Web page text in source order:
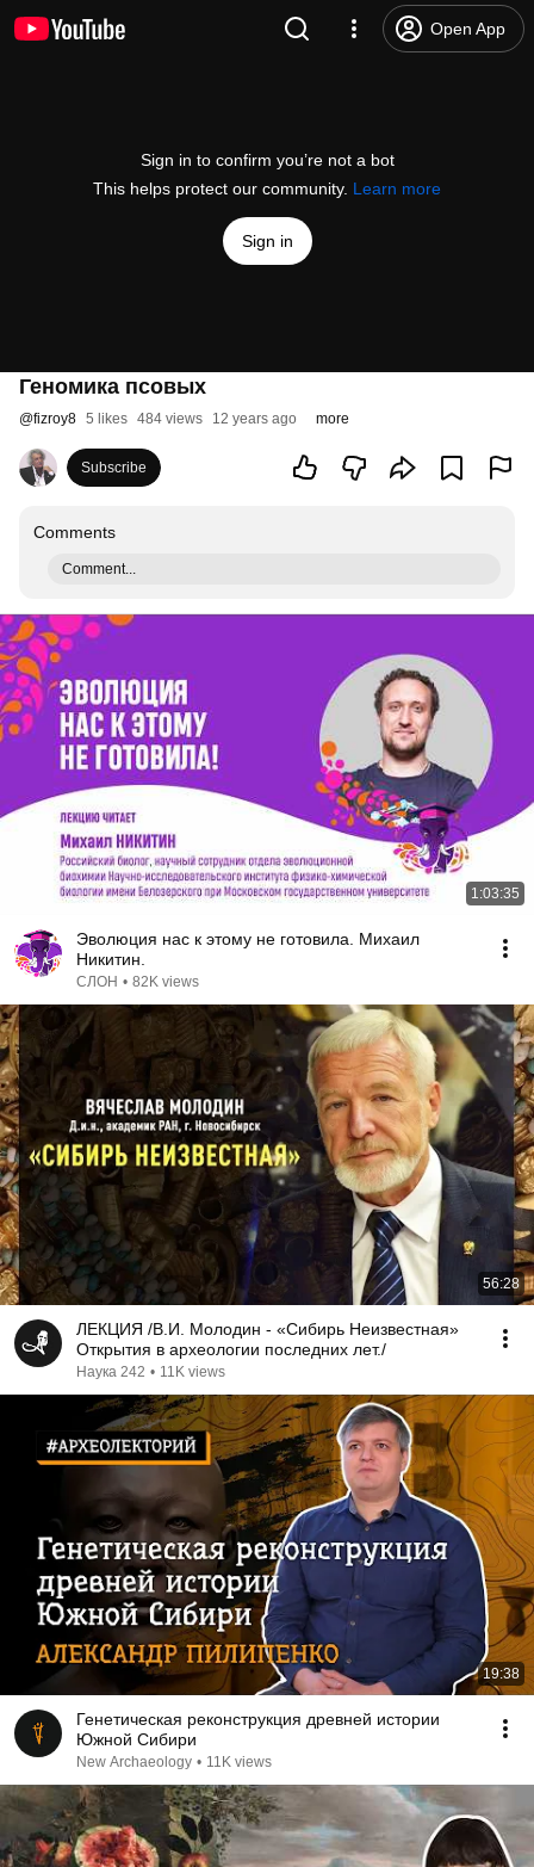
Open App
Sign in to confirm you’re not a bot
This helps protect our community. Learn more
Sign in
Геномика псовых
@fizroy8 5 likes 484 views 12 years ago more
Subscribe
Comments
Comment...
1:03:35
Эволюция нас к этому не готовила. Михаил
Никитин.
СЛОН • 82K views
56:28
ЛЕКЦИЯ /В.И. Молодин - «Сибирь Неизвестная»
Открытия в археологии последних лет./
Наука 242 • 11K views
19:38
Генетическая реконструкция древней истории
Южной Сибири
New Archaeology • 11K views